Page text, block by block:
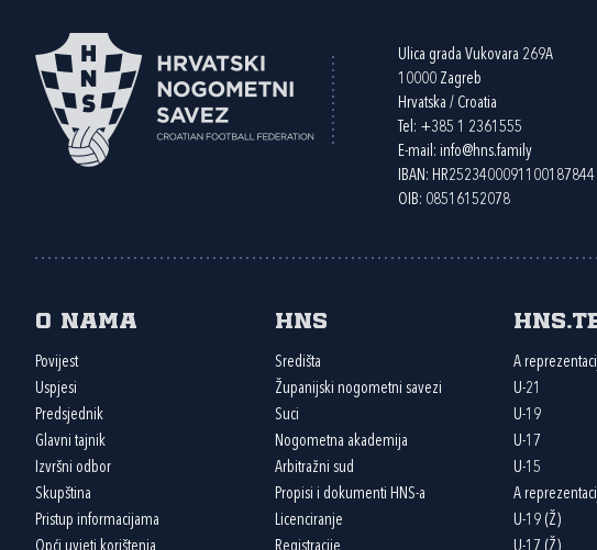
Ulica grada Vukovara 269A
10000 Zagreb
Hrvatska / Croatia
Tel: +385 1 2361555
E-mail: info@hns.family
IBAN: HR2523400091100187844
OIB: 08516152078
O nama
Povijest
Uspjesi
Predsjednik
Glavni tajnik
Izvršni odbor
Skupština
Pristup informacijama
HNS
Središta
Županijski nogometni savezi
Suci
Nogometna akademija
Arbitražni sud
Propisi i dokumenti HNS-a
Licenciranje
A
U-21
U-19
U-17
U-15
A
U-19 (Ž)